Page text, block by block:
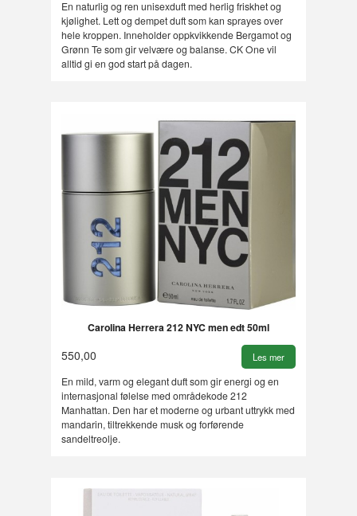
En naturlig og ren unisexduft med herlig friskhet og
kjølighet. Lett og dempet duft som kan sprayes over
hele kroppen. Inneholder oppkvikkende Bergamot og
Grønn Te som gir velvære og balanse. CK One vil
alltid gi en god start på dagen.
Carolina Herrera 212 NYC men edt 50ml
550,00 Les mer
En mild, varm og elegant duft som gir energi og en
internasjonal følelse med områdekode 212
Manhattan. Den har et moderne og urbant uttrykk med
mandarin, tiltrekkende musk og forførende
sandeltreolje.